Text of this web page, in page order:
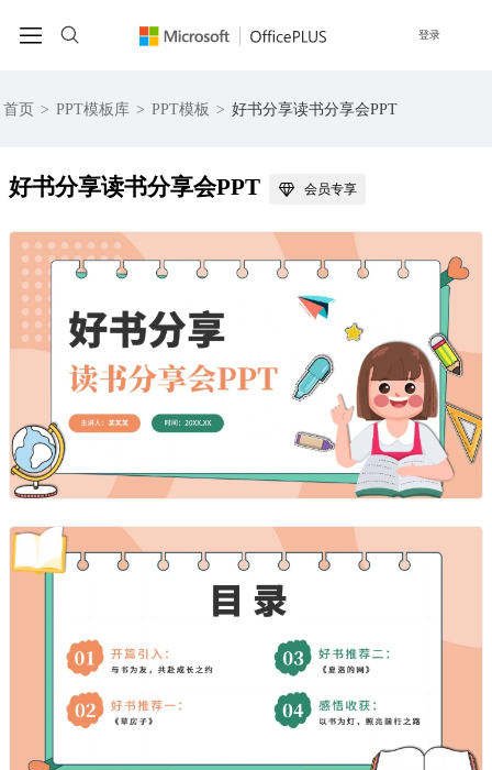
登录
首页 > PPT模板库 > PPT模板 > 好书分享读书分享会PPT
好书分享读书分享会PPT 会员专享